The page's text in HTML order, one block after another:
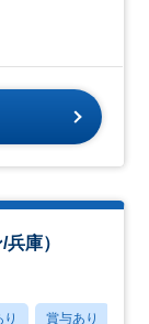
庫）
賞与あり